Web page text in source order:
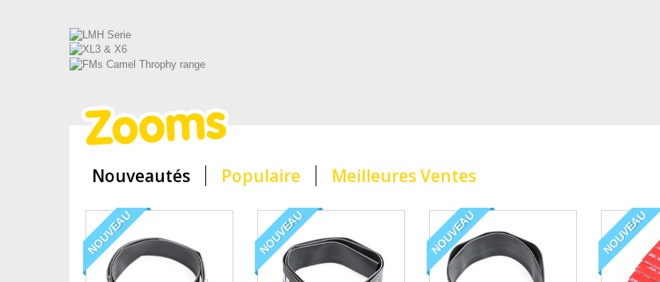
Nouveautés Populaire Meilleures Ventes
NOUVEAU NOUVEAU NOUVEAU NOUVEAU